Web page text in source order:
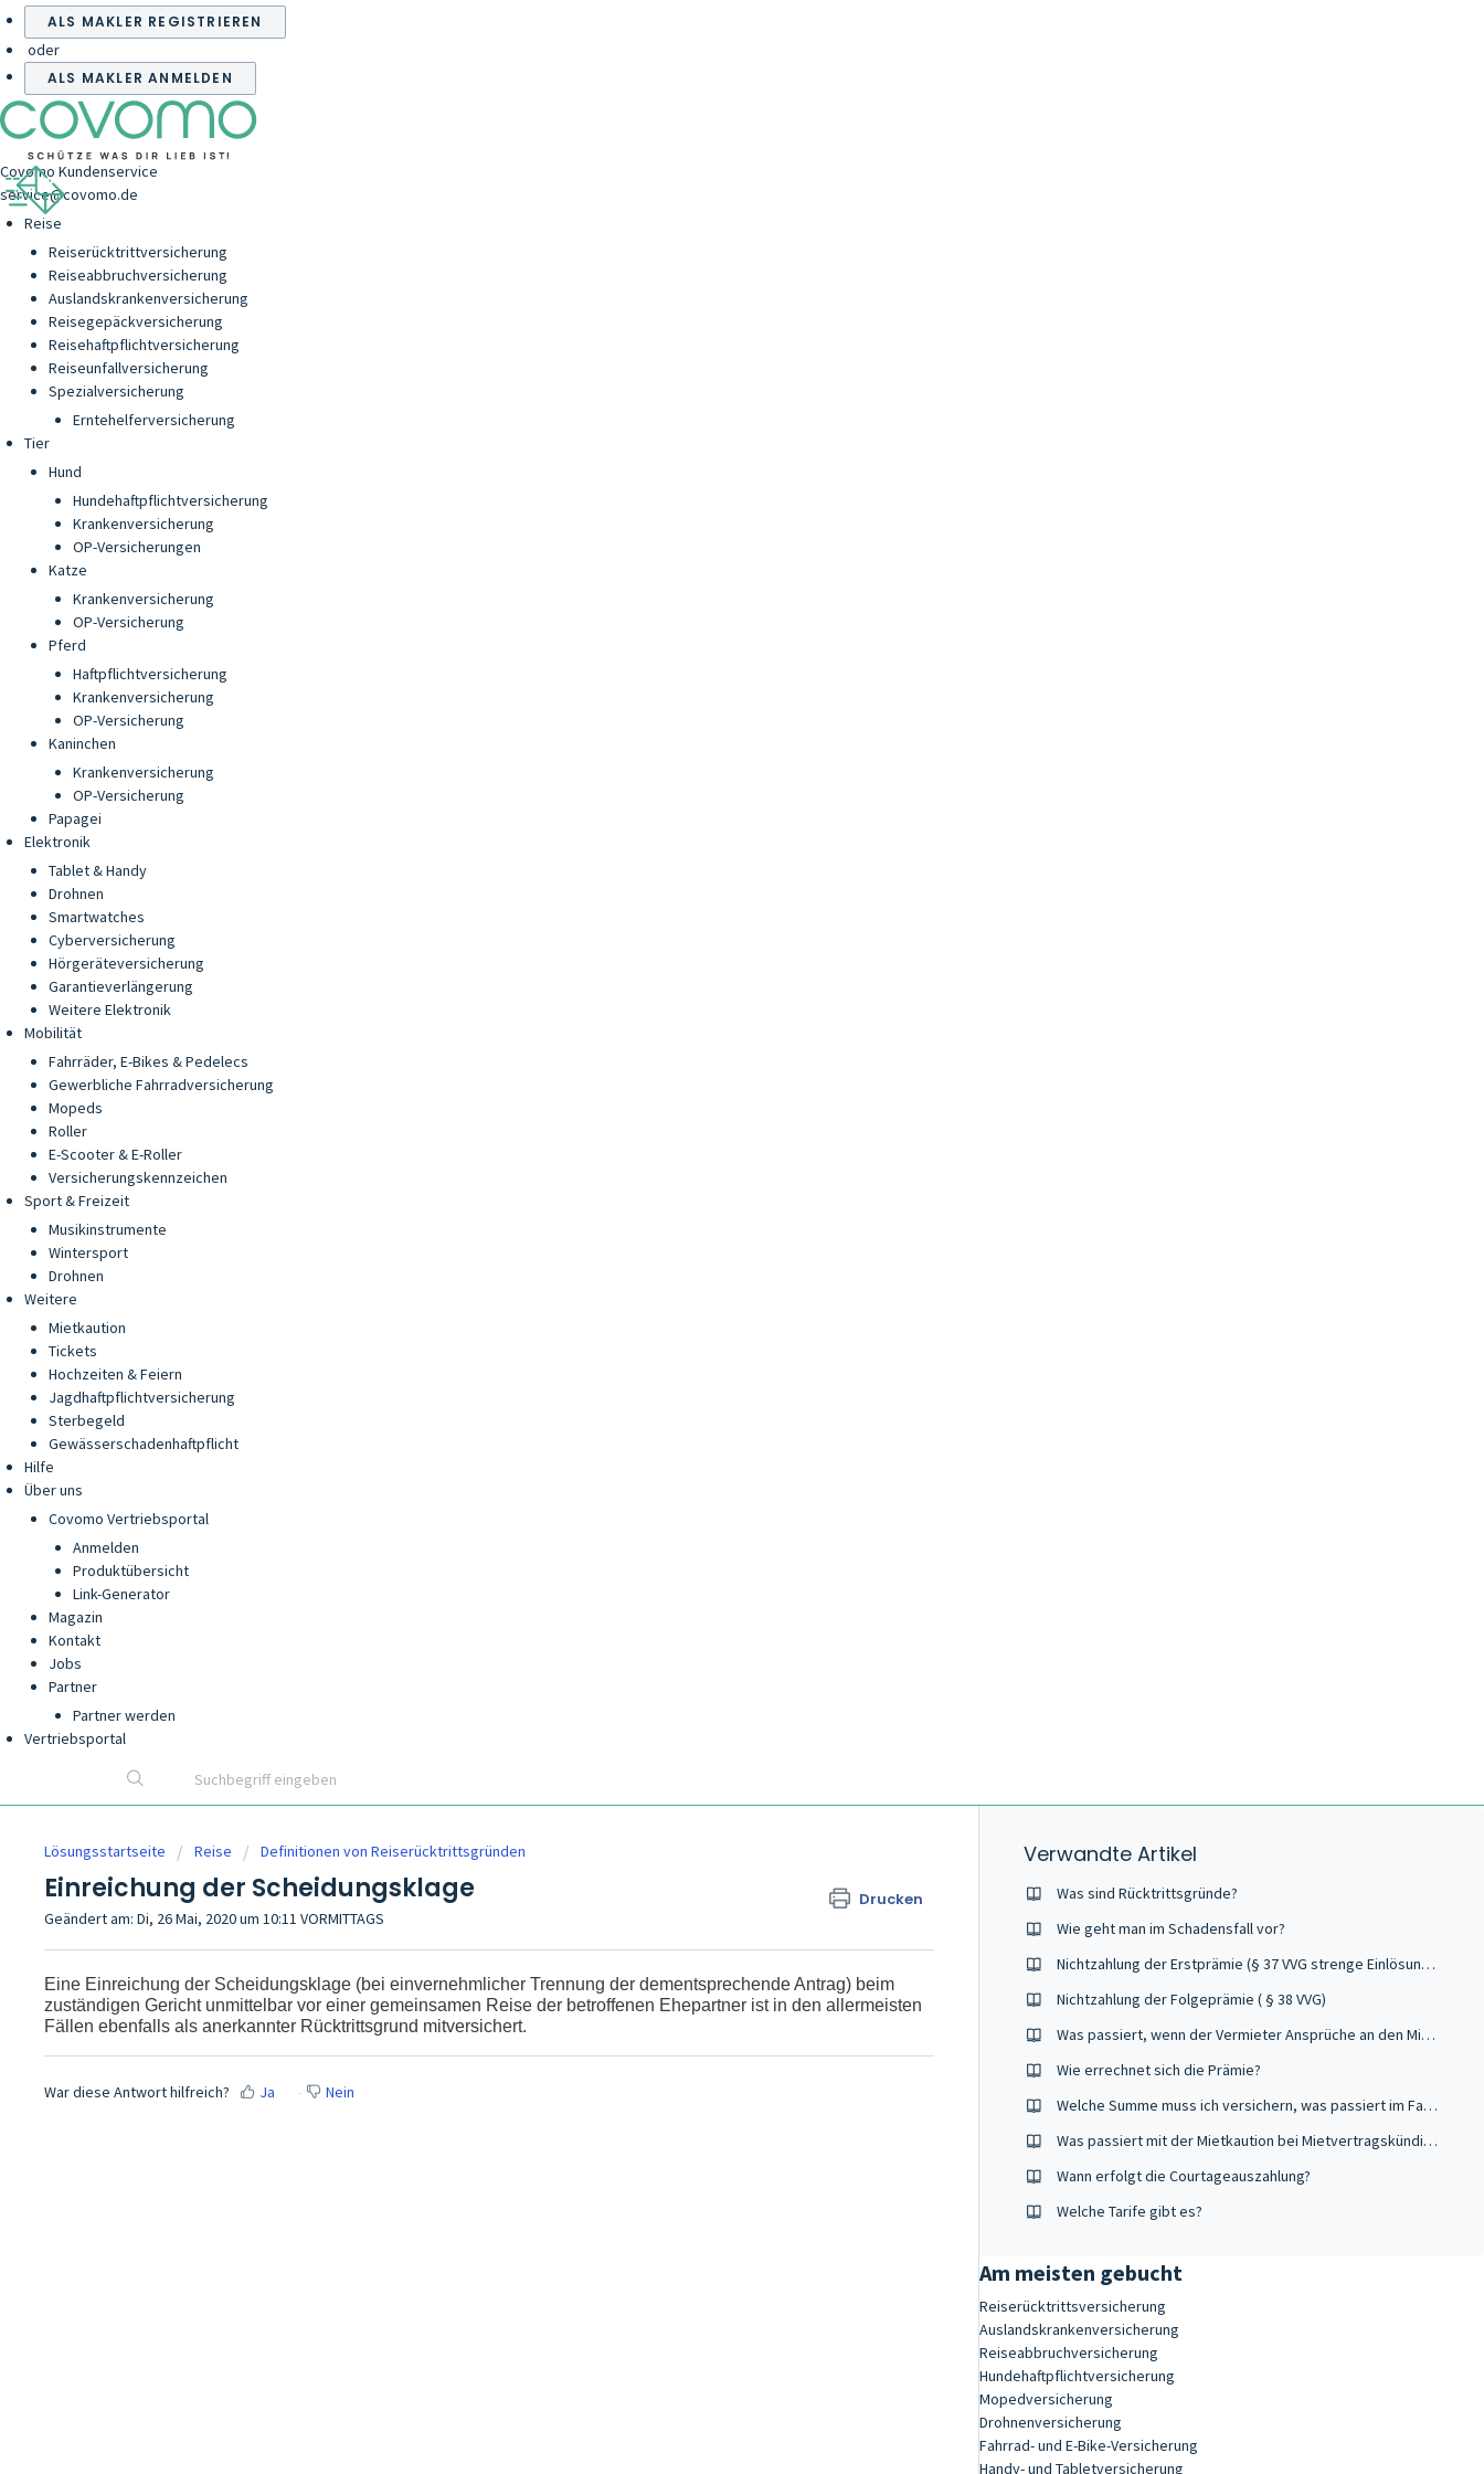
ALS MAKLER REGISTRIEREN
oder
ALS MAKLER ANMELDEN
Covomo Kundenservice
service@covomo.de
Reise
Reiserücktrittversicherung
Reiseabbruchversicherung
Auslandskrankenversicherung
Reisegepäckversicherung
Reisehaftpflichtversicherung
Reiseunfallversicherung
Spezialversicherung
Erntehelferversicherung
Tier
Hund
Hundehaftpflichtversicherung
Krankenversicherung
OP-Versicherungen
Katze
Krankenversicherung
OP-Versicherung
Pferd
Haftpflichtversicherung
Krankenversicherung
OP-Versicherung
Kaninchen
Krankenversicherung
OP-Versicherung
Papagei
Elektronik
Tablet & Handy
Drohnen
Smartwatches
Cyberversicherung
Hörgeräteversicherung
Garantieverlängerung
Weitere Elektronik
Mobilität
Fahrräder, E-Bikes & Pedelecs
Gewerbliche Fahrradversicherung
Mopeds
Roller
E-Scooter & E-Roller
Versicherungskennzeichen
Sport & Freizeit
Musikinstrumente
Wintersport
Drohnen
Weitere
Mietkaution
Tickets
Hochzeiten & Feiern
Jagdhaftpflichtversicherung
Sterbegeld
Gewässerschadenhaftpflicht
Hilfe
Über uns
Covomo Vertriebsportal
Anmelden
Produktübersicht
Link-Generator
Magazin
Kontakt
Jobs
Partner
Partner werden
Vertriebsportal
Lösungsstartseite Reise Definitionen von Reiserücktrittsgründen
Einreichung der Scheidungsklage Drucken
Geändert am: Di, 26 Mai, 2020 um 10:11 VORMITTAGS
Eine Einreichung der Scheidungsklage (bei einvernehmlicher Trennung der dementsprechende Antrag) beim
zuständigen Gericht unmittelbar vor einer gemeinsamen Reise der betroffenen Ehepartner ist in den allermeisten
Fällen ebenfalls als anerkannter Rücktrittsgrund mitversichert.
War diese Antwort hilfreich? Ja Nein
Verwandte Artikel
Was sind Rücktrittsgründe?
Wie geht man im Schadensfall vor?
Nichtzahlung der Erstprämie (§ 37 VVG strenge Einlösungsklausel)
Nichtzahlung der Folgeprämie ( § 38 VVG)
Was passiert, wenn der Vermieter Ansprüche an den Mieter stellt?
Wie errechnet sich die Prämie?
Welche Summe muss ich versichern, was passiert im Falle einer Unterversicherung und was ist ein Unterversicherungsverzicht?
Was passiert mit der Mietkaution bei Mietvertragskündigung?
Wann erfolgt die Courtageauszahlung?
Welche Tarife gibt es?
Am meisten gebucht
Reiserücktrittsversicherung
Auslandskrankenversicherung
Reiseabbruchversicherung
Hundehaftpflichtversicherung
Mopedversicherung
Drohnenversicherung
Fahrrad- und E-Bike-Versicherung
Handy- und Tabletversicherung